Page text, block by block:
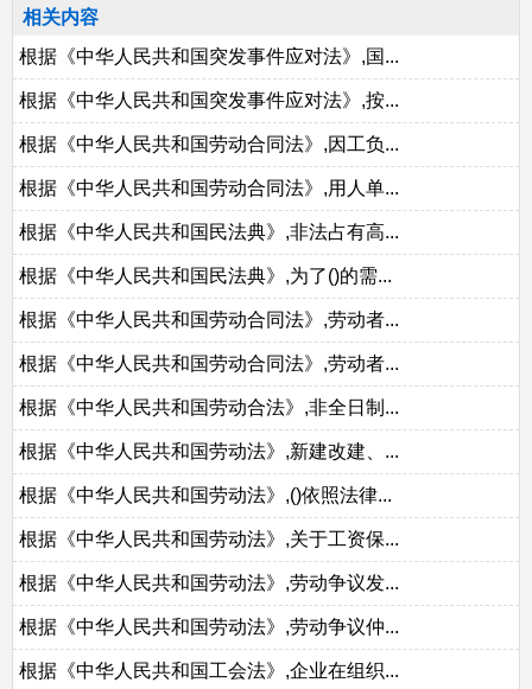
相关内容
根据《中华人民共和国突发事件应对法》,国...
根据《中华人民共和国突发事件应对法》,按...
根据《中华人民共和国劳动合同法》,因工负...
根据《中华人民共和国劳动合同法》,用人单...
根据《中华人民共和国民法典》,非法占有高...
根据《中华人民共和国民法典》,为了()的需...
根据《中华人民共和国劳动合同法》,劳动者...
根据《中华人民共和国劳动合同法》,劳动者...
根据《中华人民共和国劳动合法》,非全日制...
根据《中华人民共和国劳动法》,新建改建、...
根据《中华人民共和国劳动法》,()依照法律...
根据《中华人民共和国劳动法》,关于工资保...
根据《中华人民共和国劳动法》,劳动争议发...
根据《中华人民共和国劳动法》,劳动争议仲...
根据《中华人民共和国工会法》,企业在组织...